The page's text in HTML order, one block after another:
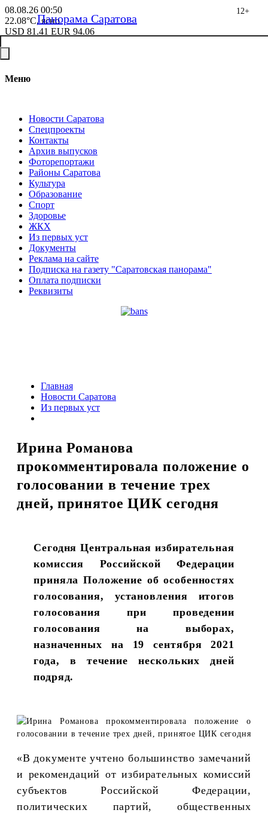
08.08.26 00:50
22.08°C, ясно
USD 81.41 EUR 94.06
Меню
Новости Саратова
Спецпроекты
Контакты
Архив выпусков
Фоторепортажи
Районы Саратова
Культура
Образование
Спорт
Здоровье
ЖКХ
Из пеpвых уст
Документы
Реклама на сайте
Подписка на газету "Саратовская панорама"
Оплата подписки
Реквизиты
Панорама Саратова
12+
Главная
Новости Саратова
Из пеpвых уст
Ирина Романова
прокомментировала положение о
голосовании в течение трех
дней, принятое ЦИК сегодня
Сегодня Центральная избирательная
комиссия Российской Федерации
приняла Положение об особенностях
голосования, установления итогов
голосования при проведении
голосования на выборах,
назначенных на 19 сентября 2021
года, в течение нескольких дней
подряд.
«В документе учтено большинство замечаний
и рекомендаций от избирательных комиссий
субъектов Российской Федерации,
политических партий, общественных